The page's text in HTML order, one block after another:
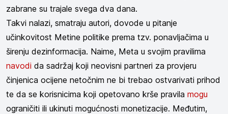
zabrane su trajale svega dva dana.
Takvi nalazi, smatraju autori, dovode u pitanje
učinkovitost Metine politike prema tzv. ponavljačima u
širenju dezinformacija. Naime, Meta u svojim pravilima
navodi da sadržaj koji neovisni partneri za provjeru
činjenica ocijene netočnim ne bi trebao ostvarivati prihod
te da se korisnicima koji opetovano krše pravila mogu
ograničiti ili ukinuti mogućnosti monetizacije. Međutim,